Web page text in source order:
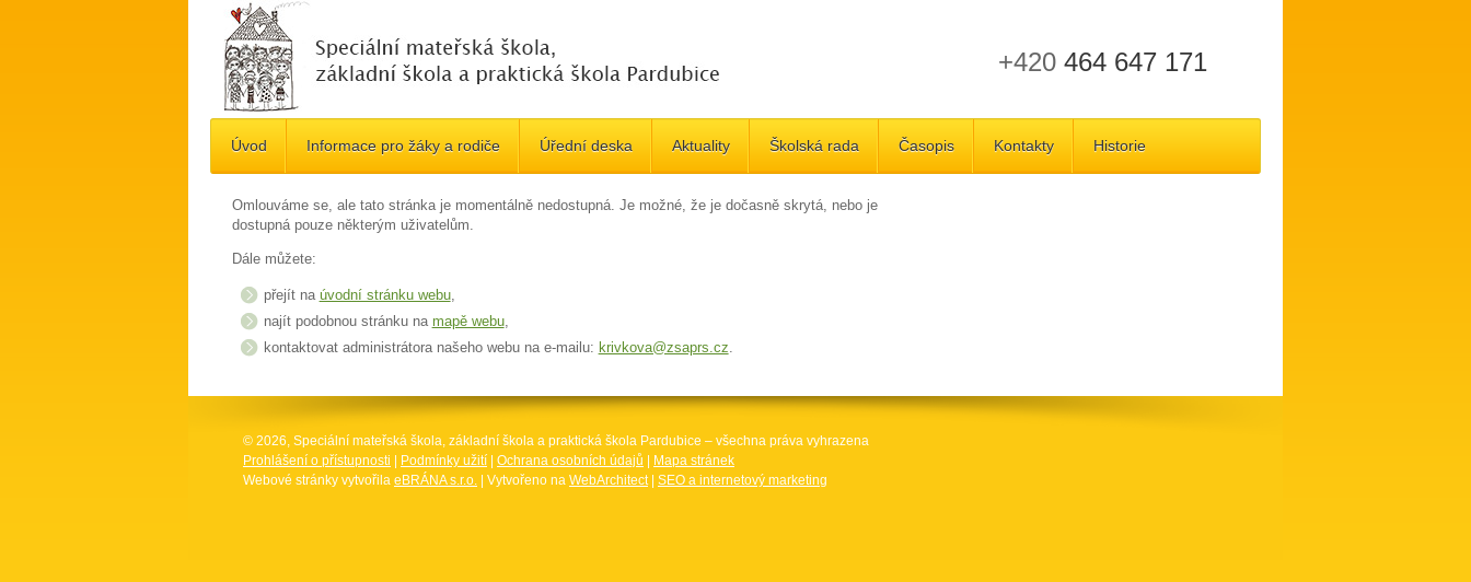
+420 464 647 171
Úvod Informace pro žáky a rodiče Úřední deska Aktuality Školská rada Časopis Kontakty Historie
Omlouváme se, ale tato stránka je momentálně nedostupná. Je možné, že je dočasně skrytá, nebo je
dostupná pouze některým uživatelům.
Dále můžete:
přejít na úvodní stránku webu,
najít podobnou stránku na mapě webu,
kontaktovat administrátora našeho webu na e-mailu: krivkova@zsaprs.cz
© 2026, Speciální mateřská škola, základní škola a praktická škola Pardubice – všechna práva vyhrazena
Prohlášení o přístupnosti
Podmínky užití Ochrana osobních údajů
Mapa stránek
Webové stránky vytvořila eBRÁNA s.r.o. | Vytvořeno na WebArchitect| SEO a internetový marketing